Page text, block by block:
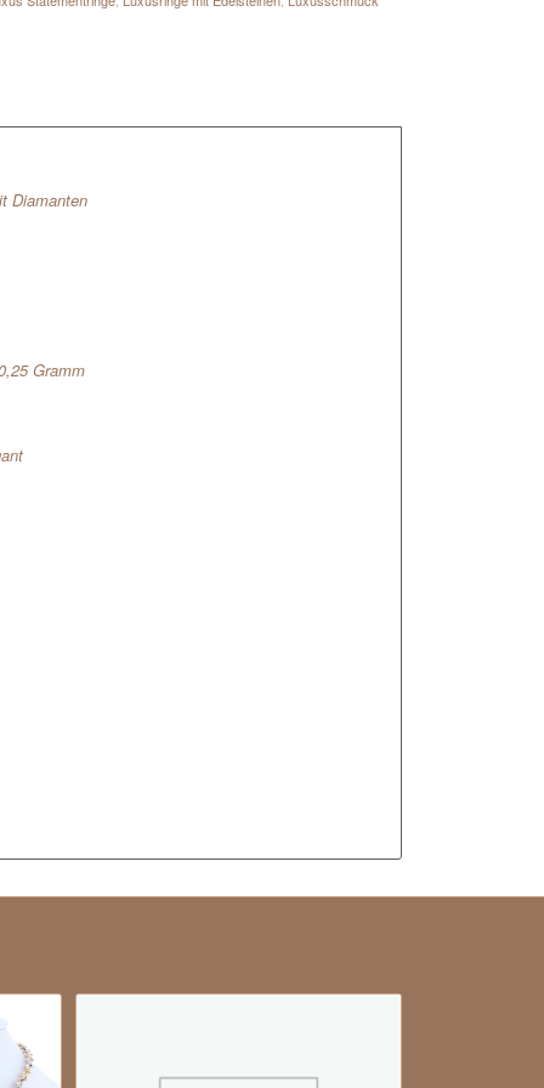
Diamanten
Gramm